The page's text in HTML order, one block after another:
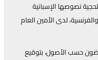
الإسبانية
لدى الأمين العام
الأصول، بتوقيع